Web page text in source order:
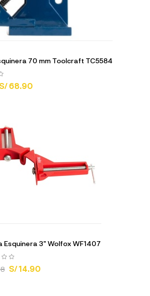
70 mm Toolcraft TC5584
S/ 68.90
Esquinera 3" Wolfox WF1407
S/ 14.90